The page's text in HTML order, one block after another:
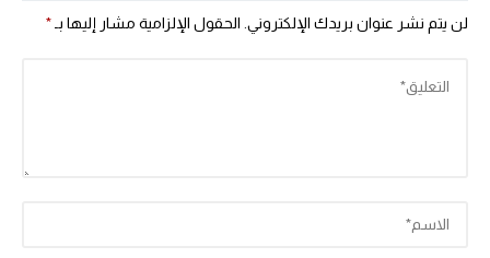
لن يتم نشر عنوان بريدك الإلكتروني. الحقول الإلزامية مشار إليها بـ*